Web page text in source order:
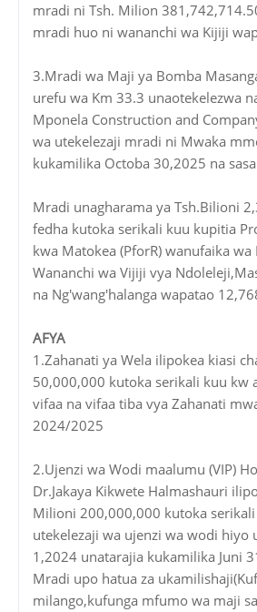
mradi ni Tsh. Milion
mradi huo ni wananchi wa Kijiji
3.Mradi wa Maji ya Bomba
urefu wa Km 33.3 unaotekelezwa
Mponela Construction and
wa utekelezaji mradi ni Mwaka
kukamilika Octoba 30,2025 na
Mradi unagharama ya Tsh.Bilioni
fedha kutoka serikali kuu kupitia
kwa Matokea (PforR) wanufaika
Wananchi wa Vijiji vya
na Ng'wang'halanga wapatao
AFYA
1.Zahanati ya Wela ilipokea kiasi
50,000,000 kutoka serikali kuu kw
vifaa na vifaa tiba vya Zahanati
2024/2025
2.Ujenzi wa Wodi maalumu (VIP)
Dr.Jakaya Kikwete Halmashauri
Milioni 200,000,000 kutoka
utekelezaji wa ujenzi wa wodi hiyo
1,2024 unatarajia kukamilika Juni
Mradi upo hatua za
milango,kufunga mfumo wa maji